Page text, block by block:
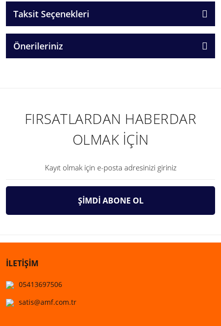
Taksit Seçenekleri
Önerileriniz
FIRSATLARDAN HABERDAR
OLMAK İÇİN
ŞİMDİ ABONE OL
İLETİŞİM
05413697506
satis@amf.com.tr